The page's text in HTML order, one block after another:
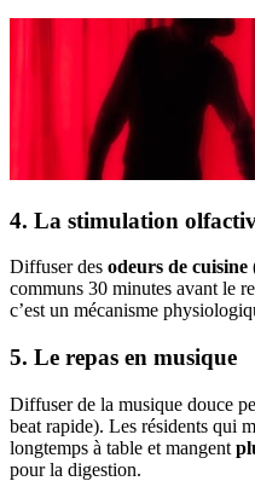
4. La stimulation
Diffuser des odeurs de cuisine
communs 30 minutes avant le
c’est un mécanisme
5. Le repas en musique
Diffuser de la musique douce
beat rapide). Les résidents qui
longtemps à table et mangent
pour la digestion.